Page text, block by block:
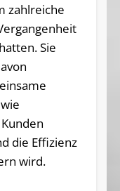
zahlreiche
Sie
die Effizienz
wird.